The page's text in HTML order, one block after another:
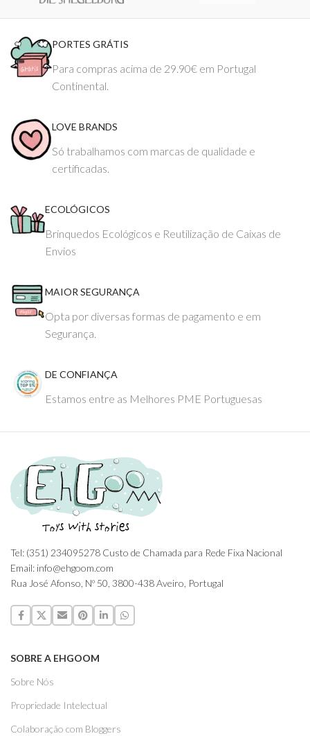
PORTES GRÁTIS
Para compras acima de 29.90€ em Portugal
Continental.
LOVE BRANDS
Só trabalhamos com marcas de qualidade e
certificadas.
ECOLÓGICOS
Brinquedos Ecológicos e Reutilização de Caixas de
Envios
MAIOR SEGURANÇA
Opta por diversas formas de pagamento e em
Segurança.
DE CONFIANÇA
Estamos entre as Melhores PME Portuguesas
Tel: (351) 234095278 Custo de Chamada para Rede Fixa Nacional
Email: info@ehgoom.com
Rua José Afonso, Nº 50, 3800-438 Aveiro, Portugal
SOBRE A EHGOOM
Sobre Nós
Propriedade Intelectual
Colaboração com Bloggers